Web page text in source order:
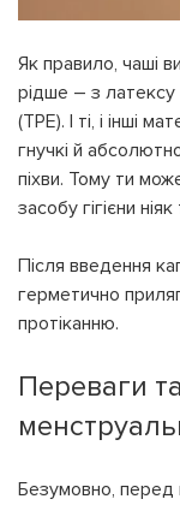
Як правило, чаші
рідше – з
(TPE). І ті, і інші
гнучкі й
піхви. Тому ти
засобу гігієни
Після введення
герметично
протіканню.
Переваги
Безумовно, перед